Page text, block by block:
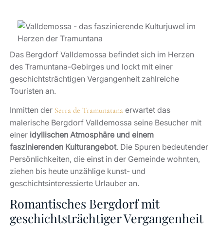
Das Bergdorf Valldemossa befindet sich im Herzen
des Tramuntana-Gebirges und lockt mit einer
geschichtsträchtigen Vergangenheit zahlreiche
Touristen an.
Inmitten der Serra de Tramunatana erwartet das
malerische Bergdorf Valldemossa seine Besucher mit
einer idyllischen Atmosphäre und einem
faszinierenden Kulturangebot. Die Spuren bedeutender
Persönlichkeiten, die einst in der Gemeinde wohnten,
ziehen bis heute unzählige kunst- und
geschichtsinteressierte Urlauber an.
Romantisches Bergdorf mit
geschichtsträchtiger Vergangenheit